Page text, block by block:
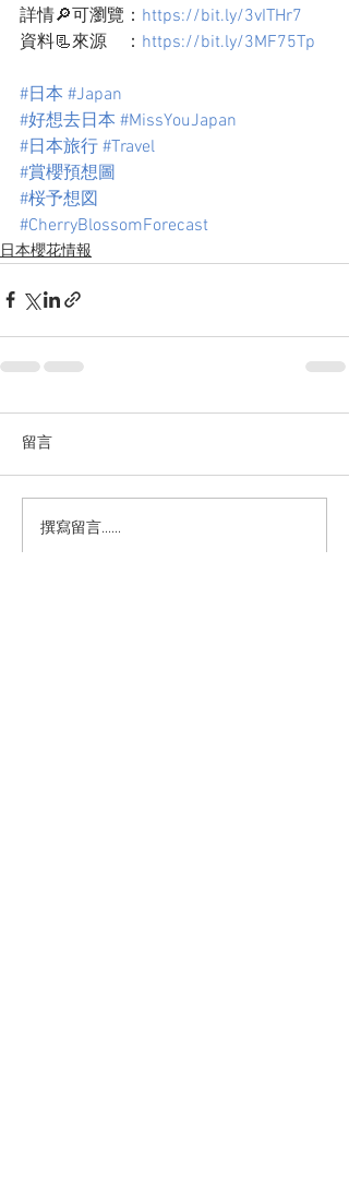
詳情🔎可瀏覽： https://bit.ly/3vITHr7
資料📃來源    ： https://bit.ly/3MF75Tp
#日本 #Japan
#好想去日本 #MissYouJapan
#日本旅行 #Travel
#賞櫻預想圖
#桜予想図
#CherryBlossomForecast
日本櫻花情報
留言
撰寫留言......